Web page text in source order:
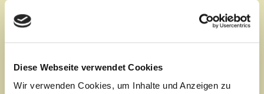
Diese Webseite verwendet Cookies
Wir verwenden Cookies, um Inhalte und Anzeigen zu
Kripanandamoyima (Barbara Glauser-Rheingold)
ein Portrait ist auf ihrer Homepage
zu finden
Yogacarya Premananda (Ralf Waldkirch)